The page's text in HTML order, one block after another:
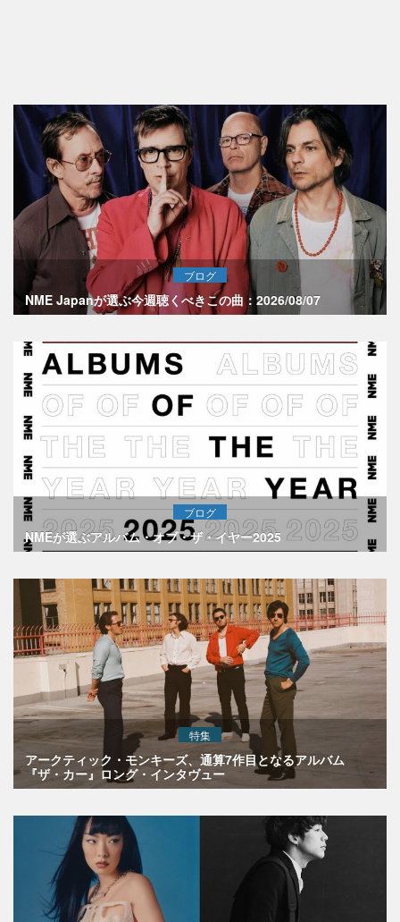
ブログ
NME Japanが選ぶ今週聴くべきこの曲：2026/08/07
ブログ
NMEが選ぶアルバム・オブ・ザ・イヤー2025
特集
アークティック・モンキーズ、通算7作目となるアルバム
『ザ・カー』ロング・インタヴュー